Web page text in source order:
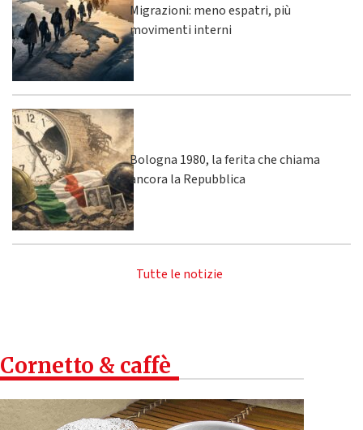
Migrazioni: meno espatri, più
movimenti interni
Bologna 1980, la ferita che chiama
ancora la Repubblica
Tutte le notizie
Cornetto & caffè